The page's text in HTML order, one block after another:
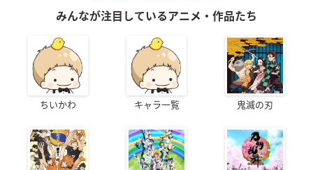
みんなが注目しているアニメ・作品たち
ちいかわ キャラ一覧 鬼滅の刃